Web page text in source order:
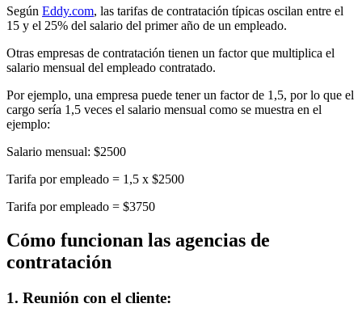
Según Eddy.com, las tarifas de contratación típicas oscilan entre el
15 y el 25% del salario del primer año de un empleado.
Otras empresas de contratación tienen un factor que multiplica el
salario mensual del empleado contratado.
Por ejemplo, una empresa puede tener un factor de 1,5, por lo que el
cargo sería 1,5 veces el salario mensual como se muestra en el
ejemplo:
Salario mensual: $2500
Tarifa por empleado = 1,5 x $2500
Tarifa por empleado = $3750
Cómo funcionan las agencias de
contratación
1. Reunión con el cliente: